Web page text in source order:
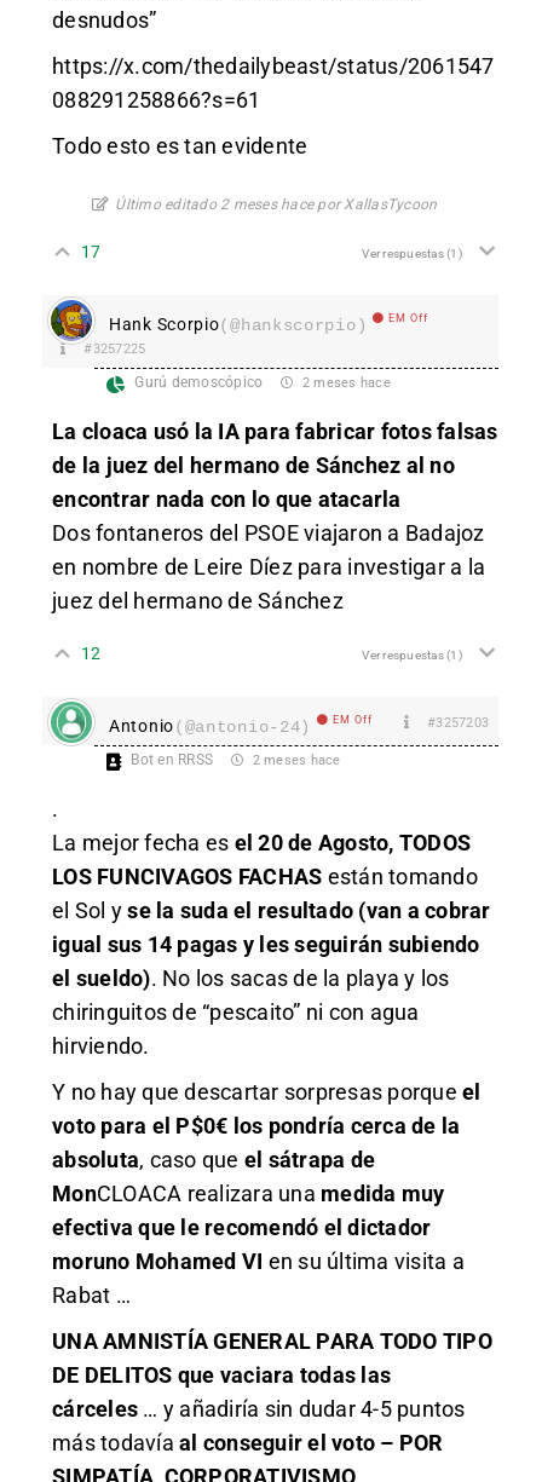
desnudos”
https://x.com/thedailybeast/status/2061547
088291258866?s=61
Todo esto es tan evidente
Último editado 2 meses hace por XallasTycoon
17 Ver respuestas(1)
Hank Scorpio(@hankscorpio) EM Off
#3257225
Gurú demoscópico 2 meses hace
La cloaca usó la IA para fabricar fotos falsas
de la juez del hermano de Sánchez al no
encontrar nada con lo que atacarla
Dos fontaneros del PSOE viajaron a Badajoz
en nombre de Leire Díez para investigar a la
juez del hermano de Sánchez
12 Ver respuestas(1)
Antonio(@antonio-24) EM Off #3257203
Bot en RRSS 2 meses hace
.
La mejor fecha es el 20 de Agosto, TODOS
LOS FUNCIVAGOS FACHAS están tomando
el Sol yse la suda el resultado (van a cobrar
igual sus 14 pagas y les seguirán subiendo
el sueldo). No los sacas de la playa y los
chiringuitos de “pescaito” ni con agua
hirviendo.
Y no hay que descartar sorpresas porque el
voto para el P$0€ los pondría cerca de la
absoluta, caso que el sátrapa de
MonCLOACA realizara una medida muy
efectiva que le recomendó el dictador
moruno Mohamed VI en su última visita a
Rabat …
UNA AMNISTÍA GENERAL PARA TODO TIPO
DE DELITOS que vaciara todas las
cárceles … y añadiría sin dudar 4-5 puntos
más todavía al conseguir el voto – POR
SIMPATÍA, CORPORATIVISMO,